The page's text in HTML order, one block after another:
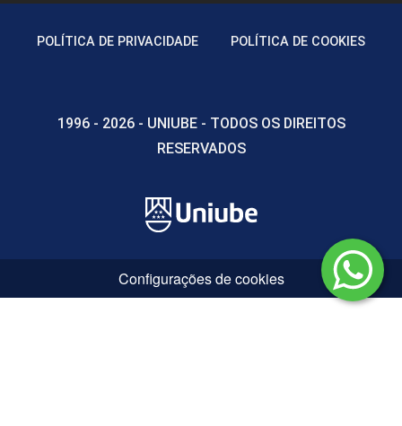
72
FITOPATOLOGIA
POLÍTICA DE PRIVACIDADE POLÍTICA DE COOKIES
1996 - 2026 - UNIUBE - TODOS OS DIREITOS
RESERVADOS
Configurações de cookies